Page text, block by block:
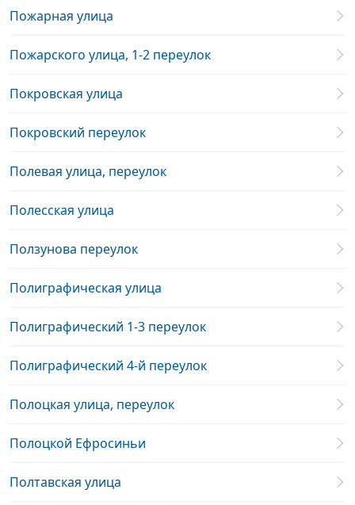
Пожарная улица
Пожарского улица, 1-2 переулок
Покровская улица
Покровский переулок
Полевая улица, переулок
Полесская улица
Ползунова переулок
Полиграфическая улица
Полиграфический 1-3 переулок
Полиграфический 4-й переулок
Полоцкая улица, переулок
Полоцкой Ефросиньи
Полтавская улица